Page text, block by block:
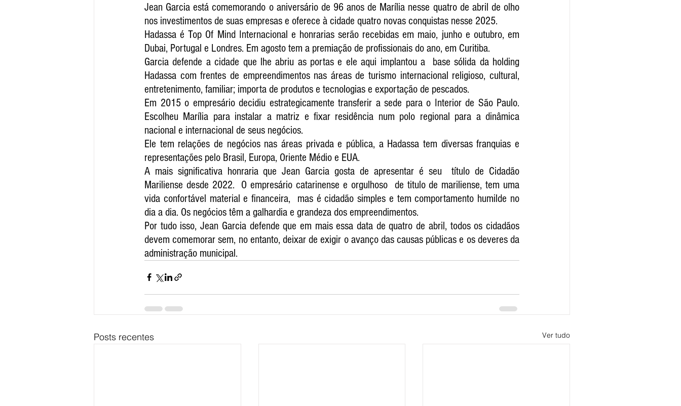
Jean Garcia está comemorando o aniversário de 96 anos de Marília nesse quatro de abril de olho
nos investimentos de suas empresas e oferece à cidade quatro novas conquistas nesse 2025.
Hadassa é Top Of Mind Internacional e honrarias serão recebidas em maio, junho e outubro, em
Dubai, Portugal e Londres. Em agosto tem a premiação de profissionais do ano, em Curitiba.
Garcia defende a cidade que lhe abriu as portas e ele aqui implantou a  base sólida da holding
Hadassa com frentes de empreendimentos nas áreas de turismo internacional religioso, cultural,
entretenimento, familiar; importa de produtos e tecnologias e exportação de pescados.
Em 2015 o empresário decidiu estrategicamente transferir a sede para o Interior de São Paulo.
Escolheu Marília para instalar a matriz e fixar residência num polo regional para a dinâmica
nacional e internacional de seus negócios.
Ele tem relações de negócios nas áreas privada e pública, a Hadassa tem diversas franquias e
representações pelo Brasil, Europa, Oriente Médio e EUA.
A mais significativa honraria que Jean Garcia gosta de apresentar é seu  título de Cidadão
Mariliense desde 2022.  O empresário catarinense e orgulhoso  de titulo de mariliense, tem uma
vida confortável material e financeira,  mas é cidadão simples e tem comportamento humilde no
dia a dia. Os negócios têm a galhardia e grandeza dos empreendimentos.
Por tudo isso, Jean Garcia defende que em mais essa data de quatro de abril, todos os cidadãos
devem comemorar sem, no entanto, deixar de exigir o avanço das causas públicas e os deveres da
administração municipal.
Posts recentes Ver tudo